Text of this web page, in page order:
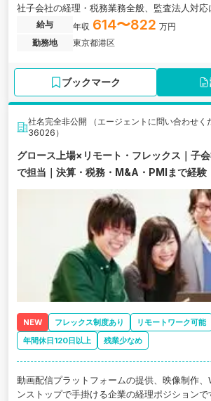
社子会社の経理・税務業務全般、監査法人対応
ーの育成・サポートなど、経理実務からマネジ
任せします。
給与 年収 614〜822 万円
勤務地
東京都港区
ブックマーク
社名完全非公開 （エージェントに問い合わせく
36026）
グロース上場×リモート・フレックス｜子
で担当｜決算・税務・M&A・PMIまで経験
NEW フレックス制度あり リモートワーク可能
年間休日120日以上
残業少なめ
動画配信プラットフォームの提供、映像制作
ンストップで手掛ける企業の経理ポジション